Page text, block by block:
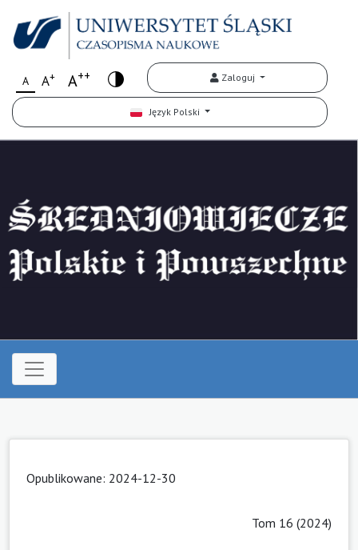
A A+ A++ Zaloguj
Język Polski
Opublikowane: 2024-12-30
Tom 16 (2024)